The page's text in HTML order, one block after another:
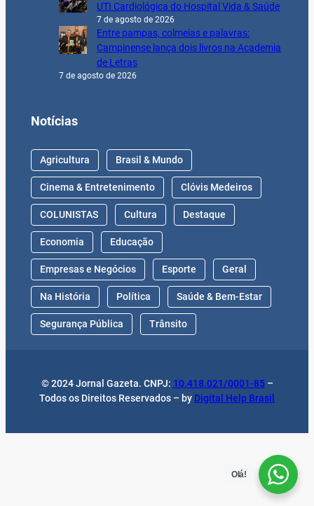
UTI Cardiológica do Hospital Vida & Saúde
7 de agosto de 2026
Entre pampas, colmeias e palavras:
Campinense lança dois livros na Academia
de Letras
7 de agosto de 2026
Notícias
Agricultura Brasil & Mundo
Cinema & Entretenimento Clóvis Medeiros
COLUNISTAS Cultura Destaque
Economia Educação
Empresas e Negócios Esporte Geral
Na História Política Saúde & Bem-Estar
Segurança Pública Trânsito
© 2024 Jornal Gazeta. CNPJ: 10.418.021/0001-85–
Todos os Direitos Reservados – by Digital Help Brasil
Olá!